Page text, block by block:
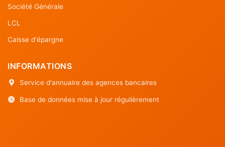
Société Générale
LCL
Caisse d'épargne
INFORMATIONS
Service d'annuaire des agences bancaires
Base de données mise à jour régulièrement